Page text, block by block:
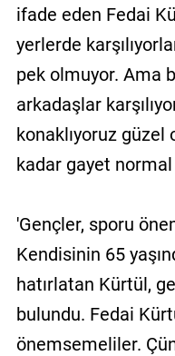
ifade eden Fedai
yerlerde
pek olmuyor. Ama
arkadaşlar
konaklıyoruz güzel
kadar gayet
'Gençler, sporu
Kendisinin 65
hatırlatan Kürtül,
bulundu. Fedai
önemsemeliler.